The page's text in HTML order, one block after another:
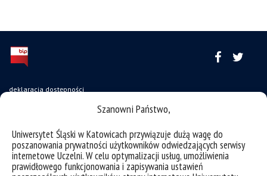
Szanowni Państwo,
Uniwersytet Śląski w Katowicach przywiązuje dużą wagę do
poszanowania prywatności użytkowników odwiedzających serwisy
internetowe Uczelni. W celu optymalizacji usług, umożliwienia
prawidłowego funkcjonowania i zapisywania ustawień
deklaracja dostępności
Wzory dokumentów
CINiBA